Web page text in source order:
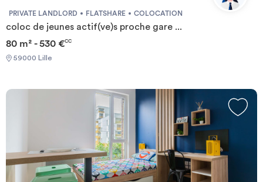
PRIVATE LANDLORD FLATSHARE COLOCATION
coloc de jeunes actif(ve)s proche gare ...
80 m² - 530 €CC
59000 Lille